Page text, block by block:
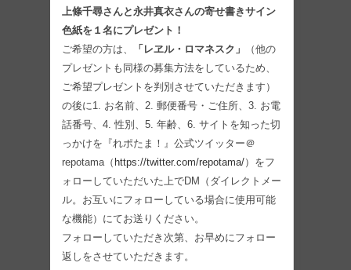
上條千尋さんと永井真衣さんの寄せ書きサイン
色紙を１名にプレゼント！
ご希望の方は、
「レヱル・ロマネスク」
（他の
プレゼントも同様の募集方法をしているため、
ご希望プレゼントを判別させていただきます）
の後に1. お名前、2. 郵便番号・ご住所、3. お電
話番号、4. 性別、5. 年齢、6. サイトを知った切
っかけを『れポたま！』公式ツイッター＠
repotama（ https://twitter.com/repotama/）をフ
ォローしていただいた上でDM（ダイレクトメー
ル。お互いにフォローしている場合に使用可能
な機能）にてお送りください。
フォローしていただき次第、お早めにフォロー
返しをさせていただきます。